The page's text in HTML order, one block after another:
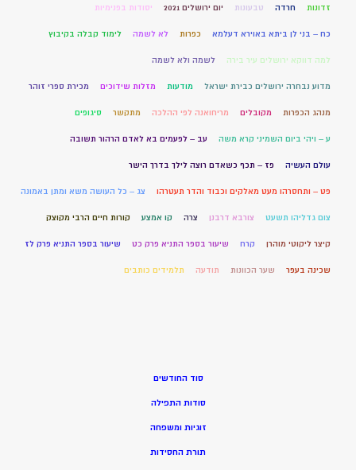
זדונות חרדה טבעונות יום ירושלים 2021 יסודות בפנימיות
כח – בני לן ביתא באוירא דעלמא כפרות לא לשמה לימוד קבלה בקיבוץ
למה דווקא ירושלים עיר בירה לשמה ולא לשמה
מדוע נבחרה ירושלים כבירת ישראל מודעות מזלות שידוכים מכירת ספרי זוהר
מנהג הכפרות מקובלים מריחואנה לפי ההלכה מתקשר סיגופים
ע – ויהי ביום השמיני קרא משה עב – לפעמים בא לאדם הרהור תשובה
עולם העשיה פז – תכף כשאדם רוצה לילך בדרך הישר
פט – ותחסרהו מעט מאלקים וכבוד והדר תעטרהו צג – כל העושה משא ומתן באמונה
צום גדליהו תשעט צורבא דרבנן צרה קו אמצע קורות חיים הרבי מקוצק
קיצר ליקוטי מוהרן קרח שיעור בספר התניא פרק כט שיעור בספר התניא פרק לז
שכינה בעפר שער הכוונות תודעה תלמידים כותבים
סוד החודשים
סודות התפילה
זוגיות ומשפחה
תורת החסידות